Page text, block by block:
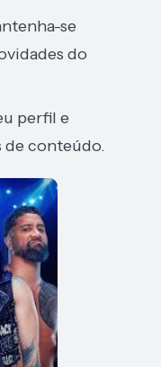
se
do
perfil e
de conteúdo.